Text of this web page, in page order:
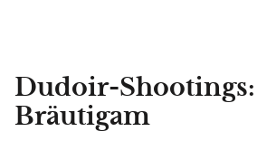
Dudoir-
Bräutigam